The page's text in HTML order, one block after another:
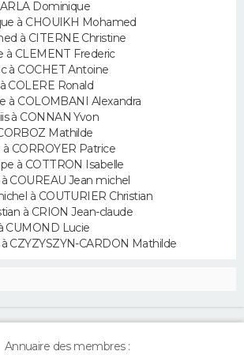
Dominique
à CHOUIKH Mohamed
à CITERNE Christine
à CLEMENT Frederic
à COCHET Antoine
COLERE Ronald
à COLOMBANI Alexandra
à CONNAN Yvon
Mathilde
CORROYER Patrice
à COTTRON Isabelle
COUREAU Jean michel
à COUTURIER Christian
à CRION Jean-claude
CUMOND Lucie
CZYZYSZYN-CARDON Mathilde
Annuaire des membres :